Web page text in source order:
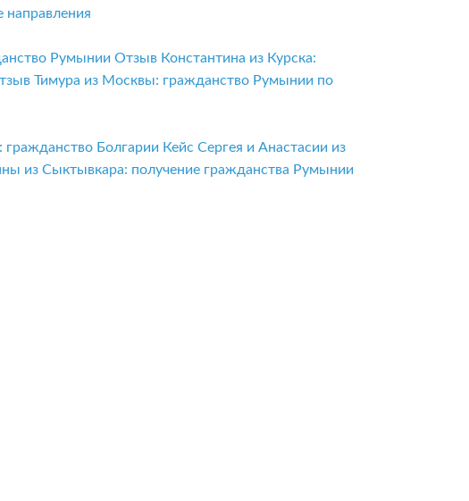
направления
Румынии Отзыв Константина из Курска:
Тимура из Москвы: гражданство Румынии по
гражданство Болгарии Кейс Сергея и Анастасии из
из Сыктывкара: получение гражданства Румынии